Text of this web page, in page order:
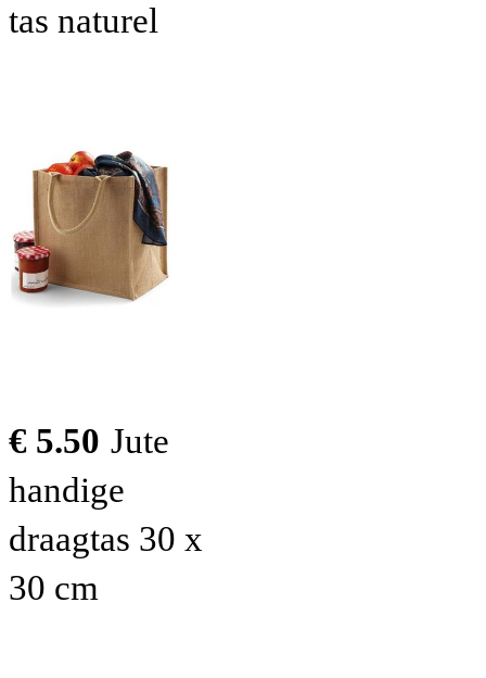
tas naturel
€ 5.50 Jute
handige
draagtas 30 x
30 cm